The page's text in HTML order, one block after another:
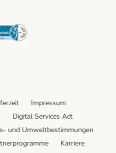
Security
Impressum
Digital Services Act
und Umweltbestimmungen
Karriere